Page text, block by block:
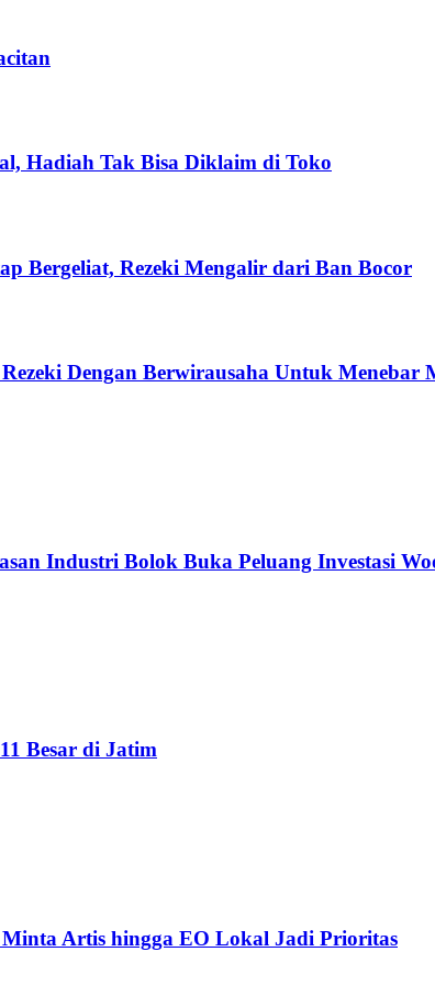
Hadiah Tak Bisa Diklaim di Toko
Bergeliat, Rezeki Mengalir dari Ban Bocor
Dengan Berwirausaha Untuk Menebar
Industri Bolok Buka Peluang Investasi
Besar di Jatim
Artis hingga EO Lokal Jadi Prioritas